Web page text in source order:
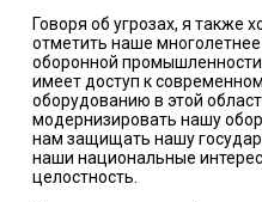
Говоря об угрозах, я также
отметить наше
оборонной
имеет доступ к
оборудованию в этой
модернизировать нашу
нам защищать нашу
наши национальные
целостность.